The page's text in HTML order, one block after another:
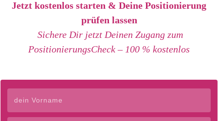
Jetzt kostenlos starten & Deine Positionierung
prüfen lassen
Sichere Dir jetzt Deinen Zugang zum
PositionierungsCheck – 100 % kostenlos